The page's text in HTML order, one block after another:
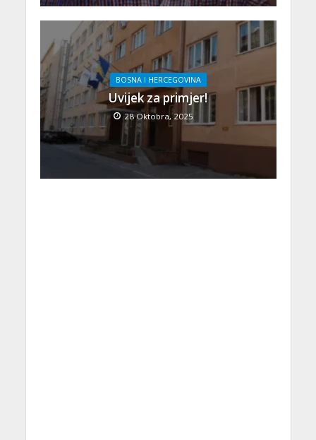
BOSNA I HERCEGOVINA
Uvijek za primjer!
28 Oktobra, 2025